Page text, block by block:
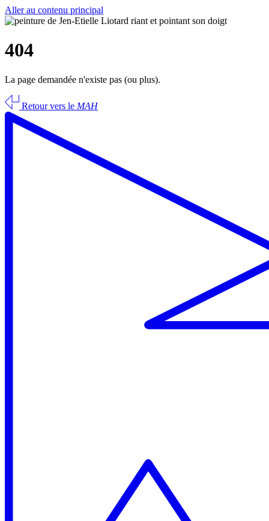
Aller au contenu principal
404
La page demandée n'existe pas (ou plus).
Retour vers le MAH